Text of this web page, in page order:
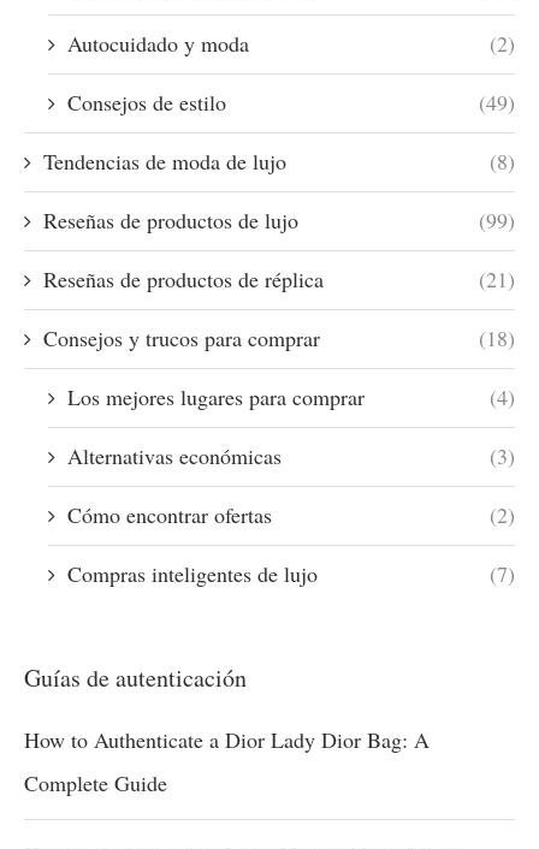
Autocuidado y moda (2)
Consejos de estilo (49)
Tendencias de moda de lujo (8)
Reseñas de productos de lujo (99)
Reseñas de productos de réplica (21)
Consejos y trucos para comprar (18)
Los mejores lugares para comprar (4)
Alternativas económicas (3)
Cómo encontrar ofertas (2)
Compras inteligentes de lujo (7)
Guías de autenticación
How to Authenticate a Dior Lady Dior Bag: A
Complete Guide